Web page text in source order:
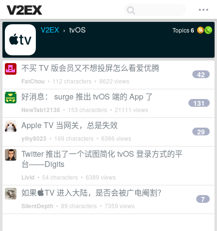
V2EX › tvOS Topics6
不买 TV 版会员又不想投屏怎么看爱优腾
FatChou • 112 characters • 8622 views
42
好消息： surge 推出 tvOS 端的 App 了
NewTab12138 • 153 characters • 21111 views
131
Apple TV 当网关，总是失效
yihy8023 • 169 characters • 6366 views
29
Twitter 推出了一个试图简化 tvOS 登录方式的平
台——Digits
Livid • 54 characters • 6389 views
如果TV 进入大陆，是否会被广电阉割？
SilentDepth • 89 characters • 7359 views
7